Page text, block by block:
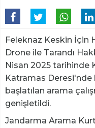
Feleknaz Keskin İçin
Drone ile Tarandı
Nisan 2025 tarihinde
Katramas
başlatılan arama
genişletildi.
Jandarma Arama